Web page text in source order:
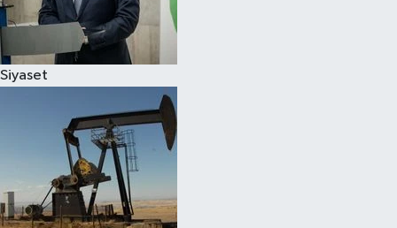
Siyaset
Spor
Çocuk
Eğitim
Hava Durumu